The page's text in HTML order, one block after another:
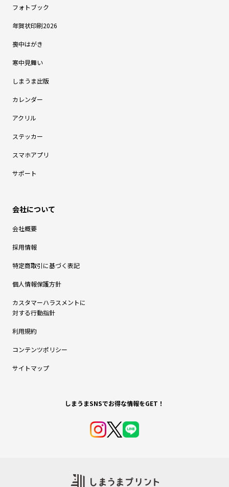
フォトブック
年賀状印刷2026
喪中はがき
寒中見舞い
しまうま出版
カレンダー
アクリル
ステッカー
スマホアプリ
サポート
会社概要
採用情報
特定商取引に基づく表記
個人情報保護方針
カスタマーハラスメントに
対する行動指針
利用規約
コンテンツポリシー
サイトマップ